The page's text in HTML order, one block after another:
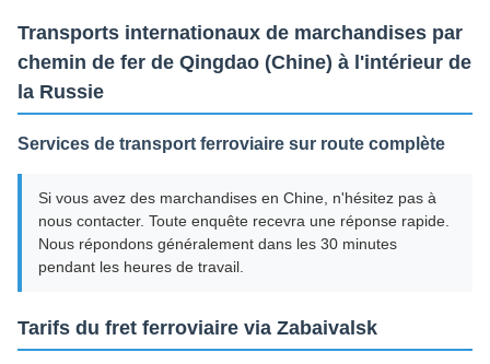
Transports internationaux de marchandises par
chemin de fer de Qingdao (Chine) à l'intérieur de
la Russie
Services de transport ferroviaire sur route complète
Si vous avez des marchandises en Chine, n'hésitez pas à
nous contacter. Toute enquête recevra une réponse rapide.
Nous répondons généralement dans les 30 minutes
pendant les heures de travail.
Tarifs du fret ferroviaire via Zabaivalsk